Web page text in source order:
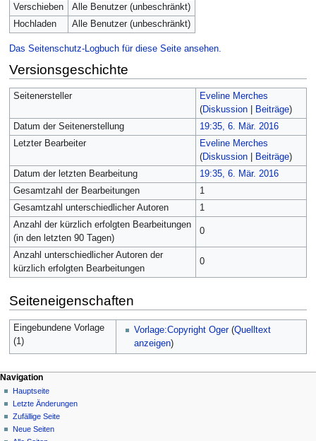
Verschieben
Alle Benutzer (unbeschränkt)
Hochladen
Alle Benutzer (unbeschränkt)
Das Seitenschutz-Logbuch für diese Seite ansehen.
Versionsgeschichte
Seitenersteller
Eveline Merches
(Diskussion| Beiträge)
Datum der Seitenerstellung
19:35, 6. Mär. 2016
Letzter Bearbeiter
Eveline Merches
(Diskussion| Beiträge)
Datum der letzten Bearbeitung
19:35, 6. Mär. 2016
Gesamtzahl der Bearbeitungen
1
Gesamtzahl unterschiedlicher Autoren
1
Anzahl der kürzlich erfolgten Bearbeitungen
(in den letzten 90 Tagen)
0
Anzahl unterschiedlicher Autoren der
kürzlich erfolgten Bearbeitungen
0
Seiteneigenschaften
Eingebundene Vorlage
(1)
Vorlage:Copyright Oger(Quelltext
anzeigen)
Navigation
Hauptseite
Letzte Änderungen
Zufällige Seite
Neue Seiten